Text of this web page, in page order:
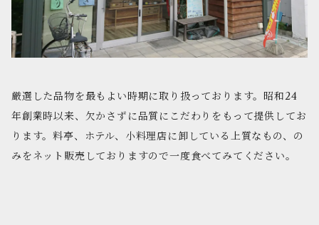
厳選した品物を最もよい時期に取り扱っております。昭和24
年創業時以来、欠かさずに品質にこだわりをもって提供してお
ります。料亭、ホテル、小料理店に卸している上質なもの、の
みをネット販売しておりますので一度食べてみてください。